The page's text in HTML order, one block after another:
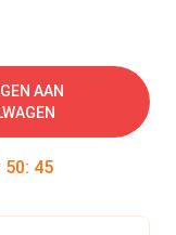
AAN
50: 45